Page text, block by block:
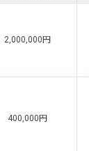
2,000,000円
400,000円